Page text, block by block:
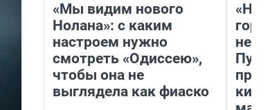
«Мы видим нового
Нолана»: с каким
настроем нужно
смотреть «Одиссею»,
чтобы она не
выглядела как фиаско
«Нет